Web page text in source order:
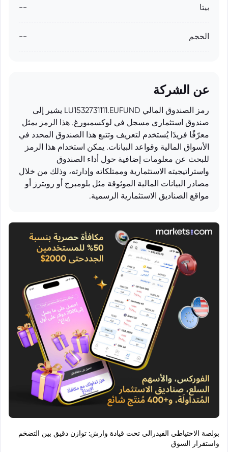
بيتا --
الحجم --
عن الشركة
رمز الصندوق المالي LU1532731111.EUFUND يشير إلى
صندوق استثماري مسجل في لوكسمبورغ. هذا الرمز يمثل
معرّفًا فريدًا يُستخدم لتعريف وتتبع هذا الصندوق المحدد في
الأسواق المالية وقواعد البيانات. يمكن استخدام هذا الرمز
للبحث عن معلومات إضافية حول أداء الصندوق
واستراتيجيته الاستثمارية وممتلكاته وإدارته، وذلك من خلال
مصادر البيانات المالية الموثوقة مثل بلومبرج أو رويترز أو
مواقع الصناديق الاستثمارية الرسمية.
بولصة الاحتياطي الفيدرالي تحت قيادة وارش: توازن دقيق بين التضخم
واستقرار السوق